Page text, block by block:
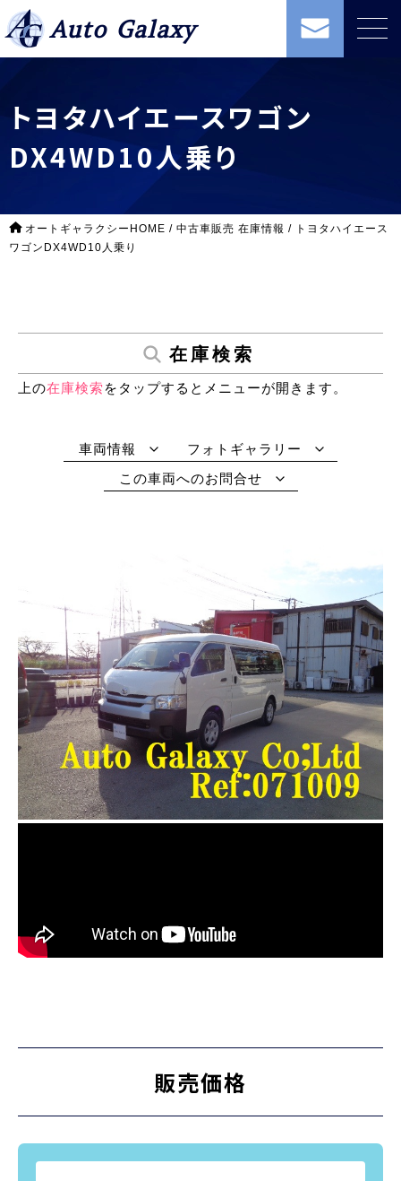
Auto Galaxy
トヨタハイエースワゴン
DX4WD10人乗り
オートギャラクシーHOME / 中古車販売 在庫情報 / トヨタハイエース
ワゴンDX4WD10人乗り
在庫検索
上の在庫検索をタップするとメニューが開きます。
車両情報
フォトギャラリー
この車両へのお問合せ
販売価格